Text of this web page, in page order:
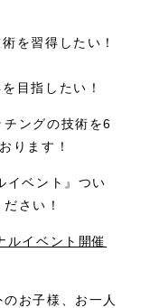
を習得したい！
目指したい！
ングの技術を6
ります！
イベント』つい
さい！
ルイベント開催
お子様、お一人